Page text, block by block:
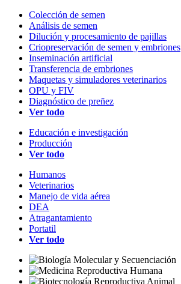
Colección de semen
Análisis de semen
Dilución y procesamiento de pajillas
Criopreservación de semen y embriones
Inseminación artificial
Transferencia de embriones
Maquetas y simuladores veterinarios
OPU y FIV
Diagnóstico de preñez
Ver todo
Educación e investigación
Producción
Ver todo
Humanos
Veterinarios
Manejo de vida aérea
DEA
Atragantamiento
Portatil
Ver todo